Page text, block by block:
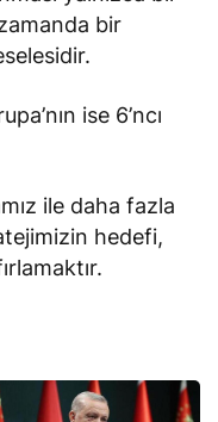
bir
ise 6’ncı
ile daha fazla
hedefi,